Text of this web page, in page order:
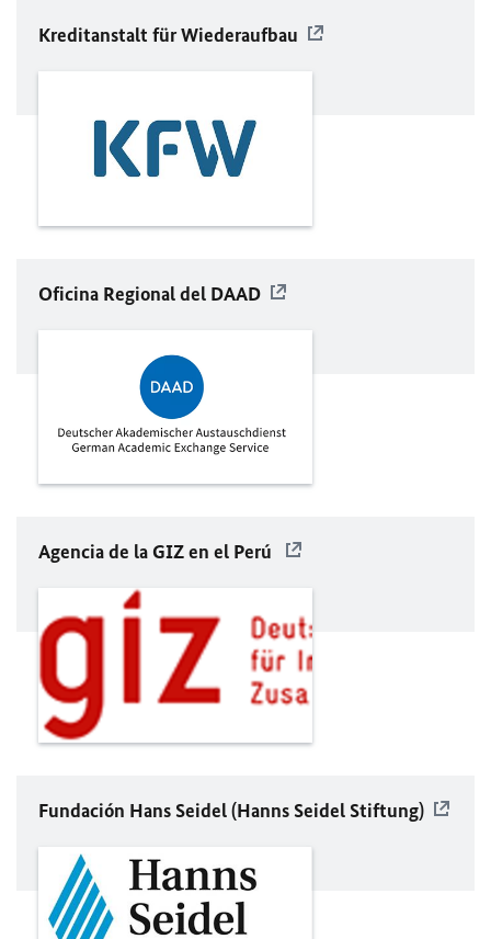
Kreditanstalt für Wiederaufbau
Oficina Regional del DAAD
Agencia de la GIZ en el Perú
Fundación Hans Seidel (Hanns Seidel Stiftung)